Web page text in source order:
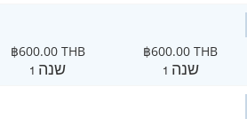
฿600.00 THB
1 שנה
฿600.00 THB
1 שנה